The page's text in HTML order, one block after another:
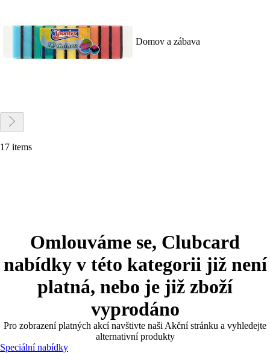
Domov a zábava
17 items
Omlouváme se, Clubcard
nabídky v této kategorii již není
platná, nebo je již zboží
vyprodáno
Pro zobrazení platných akcí navštivte naši Akční stránku a vyhledejte
alternativní produkty
Speciální nabídky